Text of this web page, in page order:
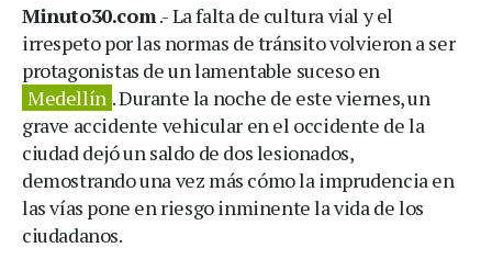
Minuto30.com.- La falta de cultura vial y el
irrespeto por las normas de tránsito volvieron a ser
protagonistas de un lamentable suceso en
Medellín . Durante la noche de este viernes, un
grave accidente vehicular en el occidente de la
ciudad dejó un saldo de dos lesionados,
demostrando una vez más cómo la imprudencia en
las vías pone en riesgo inminente la vida de los
ciudadanos.